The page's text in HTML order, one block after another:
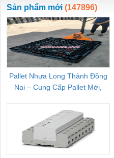
Sản phẩm mới (147896)
Pallet Nhựa Long Thành Đồng
Nai – Cung Cấp Pallet Mới,